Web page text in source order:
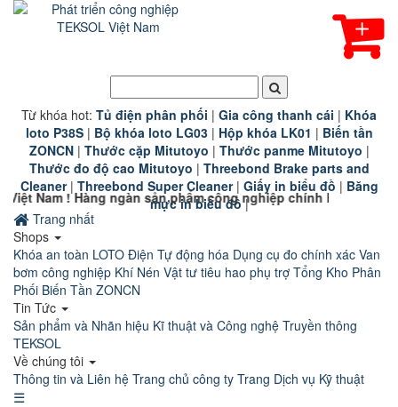
Từ khóa hot: Tủ điện phân phối | Gia công thanh cái | Khóa
loto P38S| Bộ khóa loto LG03| Hộp khóa LK01 | Biến tần
ZONCN| Thước cặp Mitutoyo | Thước panme Mitutoyo |
Thước đo độ cao Mitutoyo | Threebond Brake parts and
Cleaner| Threebond Super Cleaner| Giấy in biểu đồ | Băng
mực in biểu đồ |
ngàn sản phẩm công nghiệp chính hãng chất lượng cao đang
Trang nhất
Shops
Khóa an toàn LOTO Điện Tự động hóa Dụng cụ đo chính xác Van
bơm công nghiệp Khí Nén Vật tư tiêu hao phụ trợ Tổng Kho Phân
Phối Biến Tần ZONCN
Tin Tức
Sản phẩm và Nhãn hiệu Kĩ thuật và Công nghệ Truyền thông
TEKSOL
Về chúng tôi
Thông tin và Liên hệ Trang chủ công ty Trang Dịch vụ Kỹ thuật
☰